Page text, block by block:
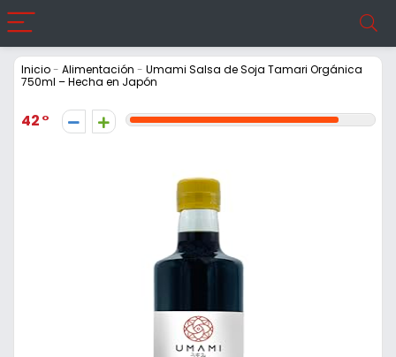
Inicio- Alimentación - Umami Salsa de Soja Tamari Orgánica
750ml – Hecha en Japón
42